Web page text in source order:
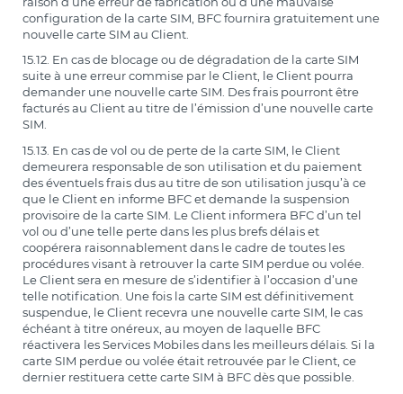
configuration de la carte SIM, BFC fournira gratuitement une
nouvelle carte SIM au Client.
15.12. En cas de blocage ou de dégradation de la carte SIM
suite à une erreur commise par le Client, le Client pourra
demander une nouvelle carte SIM. Des frais pourront être
facturés au Client au titre de l’émission d’une nouvelle carte
SIM.
15.13. En cas de vol ou de perte de la carte SIM, le Client
demeurera responsable de son utilisation et du paiement
des éventuels frais dus au titre de son utilisation jusqu’à ce
que le Client en informe BFC et demande la suspension
provisoire de la carte SIM. Le Client informera BFC d’un tel
vol ou d’une telle perte dans les plus brefs délais et
coopérera raisonnablement dans le cadre de toutes les
procédures visant à retrouver la carte SIM perdue ou volée.
Le Client sera en mesure de s’identifier à l’occasion d’une
telle notification. Une fois la carte SIM est définitivement
suspendue, le Client recevra une nouvelle carte SIM, le cas
échéant à titre onéreux, au moyen de laquelle BFC
réactivera les Services Mobiles dans les meilleurs délais. Si la
carte SIM perdue ou volée était retrouvée par le Client, ce
dernier restituera cette carte SIM à BFC dès que possible.